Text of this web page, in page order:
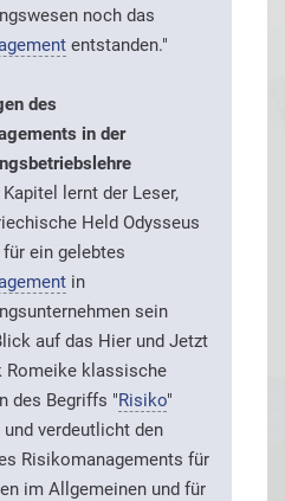
noch das
entstanden."
des
in der
lernt der Leser,
Held Odysseus
ein gelebtes
in
sein
auf das Hier und Jetzt
Romeike klassische
des Begriffs "Risiko"
verdeutlicht den
Risikomanagements für
im Allgemeinen und für